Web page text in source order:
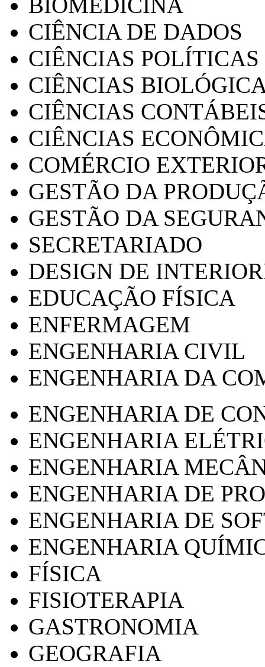
CIÊNCIA DE DADOS
CIÊNCIAS POLÍTICAS
CIÊNCIAS
CIÊNCIAS
CIÊNCIAS
COMÉRCIO
GESTÃO DA
GESTÃO DA
SECRETARIADO
DESIGN DE
EDUCAÇÃO FÍSICA
ENFERMAGEM
ENGENHARIA CIVIL
ENGENHARIA DA
ENGENHARIA DE
ENGENHARIA
ENGENHARIA
ENGENHARIA DE
ENGENHARIA DE
ENGENHARIA
FÍSICA
FISIOTERAPIA
GASTRONOMIA
GEOGRAFIA